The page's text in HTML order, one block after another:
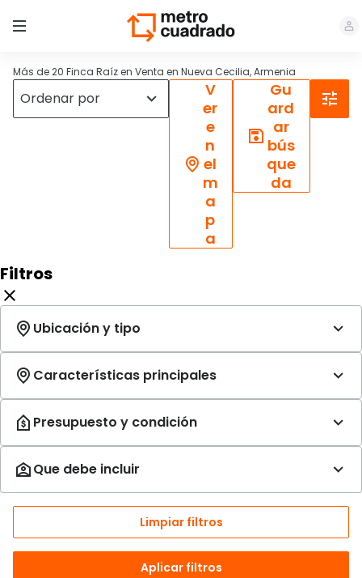
Más de 20 Finca Raíz en Venta en Nueva Cecilia, Armenia
V
er
e
n
el
m
a
p
a
Gu
ard
ar
bús
que
da
Filtros
Limpiar filtros
Aplicar filtros